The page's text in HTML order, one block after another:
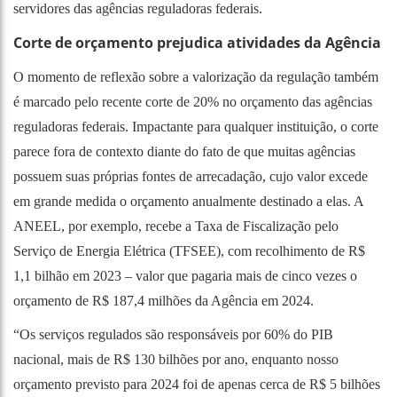
servidores das agências reguladoras federais.
Corte de orçamento prejudica atividades da Agência
O momento de reflexão sobre a valorização da regulação também
é marcado pelo recente corte de 20% no orçamento das agências
reguladoras federais. Impactante para qualquer instituição, o corte
parece fora de contexto diante do fato de que muitas agências
possuem suas próprias fontes de arrecadação, cujo valor excede
em grande medida o orçamento anualmente destinado a elas. A
ANEEL, por exemplo, recebe a Taxa de Fiscalização pelo
Serviço de Energia Elétrica (TFSEE), com recolhimento de R$
1,1 bilhão em 2023 – valor que pagaria mais de cinco vezes o
orçamento de R$ 187,4 milhões da Agência em 2024.
“Os serviços regulados são responsáveis por 60% do PIB
nacional, mais de R$ 130 bilhões por ano, enquanto nosso
orçamento previsto para 2024 foi de apenas cerca de R$ 5 bilhões